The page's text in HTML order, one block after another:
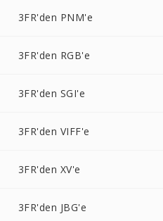
3FR'den PNM'e
3FR'den RGB'e
3FR'den SGI'e
3FR'den VIFF'e
3FR'den XV'e
3FR'den JBG'e